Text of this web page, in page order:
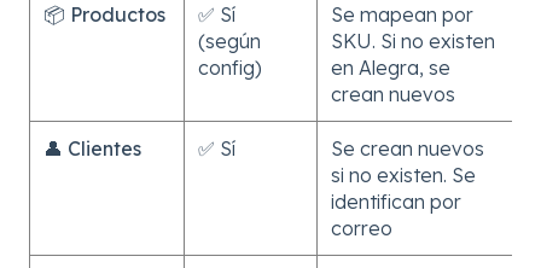
📦 Productos
✅ Sí
(según
config)
Se mapean por
SKU. Si no existen
en Alegra, se
crean nuevos
👤 Clientes ✅ Sí
Se crean nuevos
si no existen. Se
identifican por
correo